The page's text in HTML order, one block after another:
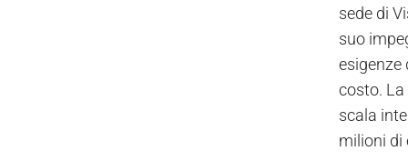
sede di
suo
esigenze
costo.
scala
milioni di